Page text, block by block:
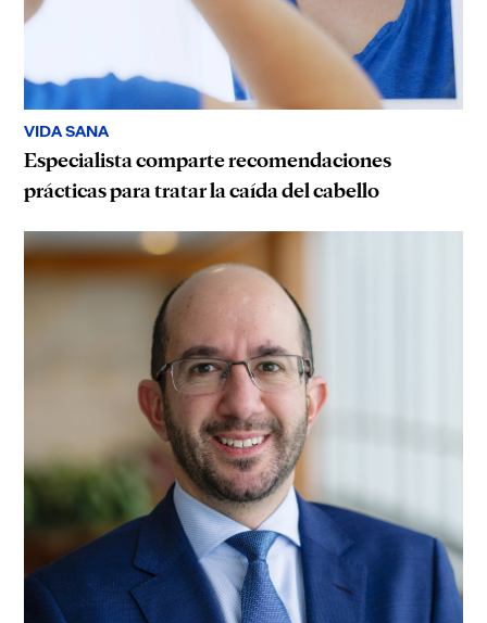
VIDA SANA
Especialista comparte recomendaciones
prácticas para tratar la caída del cabello